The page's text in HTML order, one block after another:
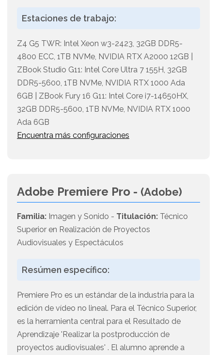
Estaciones de trabajo:
Z4 G5 TWR: Intel Xeon w3-2423, 32GB DDR5-
4800 ECC, 1TB NVMe, NVIDIA RTX A2000 12GB |
ZBook Studio G11: Intel Core Ultra 7 155H, 32GB
DDR5-5600, 1TB NVMe, NVIDIA RTX 1000 Ada
6GB | ZBook Fury 16 G11: Intel Core i7-14650HX,
32GB DDR5-5600, 1TB NVMe, NVIDIA RTX 1000
Ada 6GB
Encuentra más configuraciones
Adobe Premiere Pro - (Adobe)
Familia: Imagen y Sonido - Titulación: Técnico
Superior en Realización de Proyectos
Audiovisuales y Espectáculos
Resúmen específico:
Premiere Pro es un estándar de la industria para la
edición de vídeo no lineal. Para el Técnico Superior,
es la herramienta central para el Resultado de
Aprendizaje 'Realizar la postproducción de
proyectos audiovisuales' . El alumno aprende a